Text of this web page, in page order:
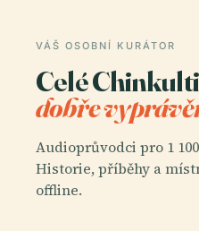
VÁŠ OSOBNÍ KURÁTOR
Celé
dobře
Audioprůvodci pro 1
Historie, příběhy a
offline.